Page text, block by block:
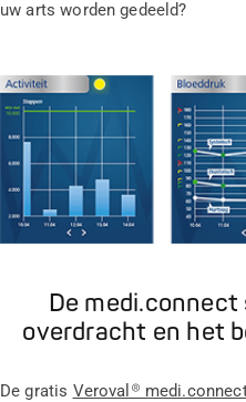
uw arts worden gedeeld?
De
overdracht en het
De gratis Veroval®